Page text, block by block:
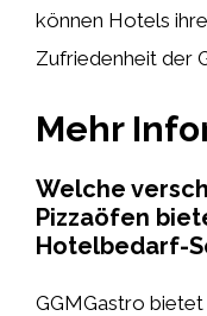
können Hotels
Zufriedenheit der
Mehr
Welche
Pizzaöfen
Hotelbedarf-
GGMGastro bietet